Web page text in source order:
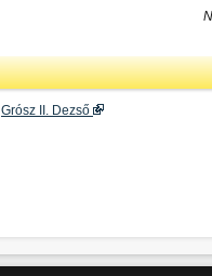
Grósz II. Dezső